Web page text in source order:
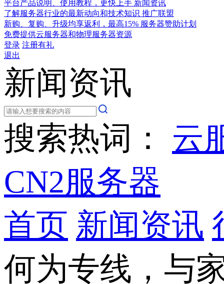
平台产品说明、使用教程，更快上手 新闻资讯
了解服务器行业的最新动向和技术知识 推广联盟
新购、复购、升级均享返利，最高15% 服务器赞助计划
免费提供云服务器和物理服务器资源
登录 注册有礼
退出
新闻资讯
搜索热词： 云
CN2服务器
首页 新闻资讯
何为专线，与